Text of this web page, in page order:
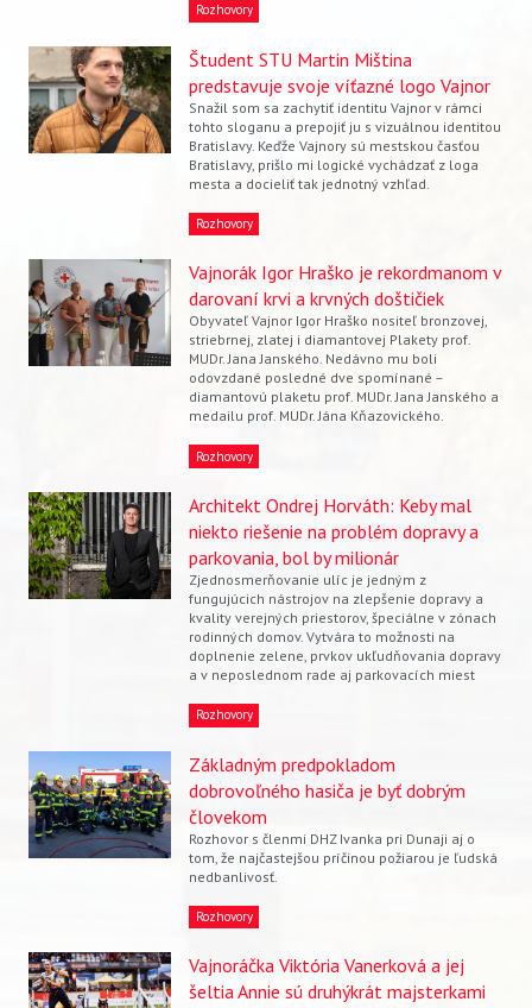
Rozhovory
Študent STU Martin Miština
predstavuje svoje víťazné logo Vajnor
Snažil som sa zachytiť identitu Vajnor v rámci
tohto sloganu a prepojiť ju s vizuálnou identitou
Bratislavy. Keďže Vajnory sú mestskou časťou
Bratislavy, prišlo mi logické vychádzať z loga
mesta a docieliť tak jednotný vzhľad.
Rozhovory
Vajnorák Igor Hraško je rekordmanom v
darovaní krvi a krvných doštičiek
Obyvateľ Vajnor Igor Hraško nositeľ bronzovej,
striebrnej, zlatej i diamantovej Plakety prof.
MUDr. Jana Janského. Nedávno mu boli
odovzdané posledné dve spomínané –
diamantovú plaketu prof. MUDr. Jana Janského a
medailu prof. MUDr. Jána Kňazovického.
Rozhovory
Architekt Ondrej Horváth: Keby mal
niekto riešenie na problém dopravy a
parkovania, bol by milionár
Zjednosmerňovanie ulíc je jedným z
fungujúcich nástrojov na zlepšenie dopravy a
kvality verejných priestorov, špeciálne v zónach
rodinných domov. Vytvára to možnosti na
doplnenie zelene, prvkov ukľudňovania dopravy
a v neposlednom rade aj parkovacích miest
Rozhovory
Základným predpokladom
dobrovoľného hasiča je byť dobrým
človekom
Rozhovor s členmi DHZ Ivanka pri Dunaji aj o
tom, že najčastejšou príčinou požiarou je ľudská
nedbanlivosť.
Rozhovory
Vajnoráčka Viktória Vanerková a jej
šeltia Annie sú druhýkrát majsterkami